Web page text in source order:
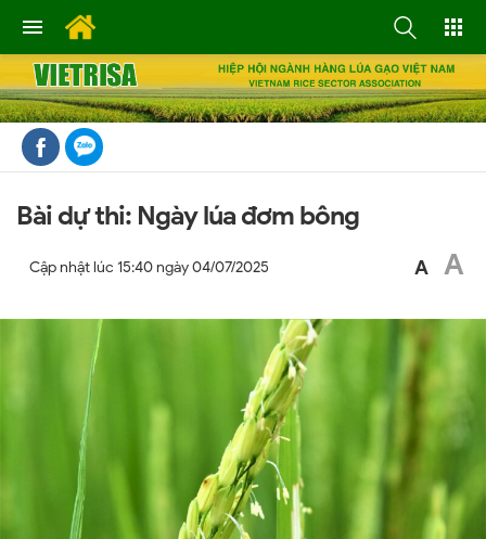
Bài dự thi: Ngày lúa đơm bông
Cập nhật lúc 15:40 ngày 04/07/2025 A A